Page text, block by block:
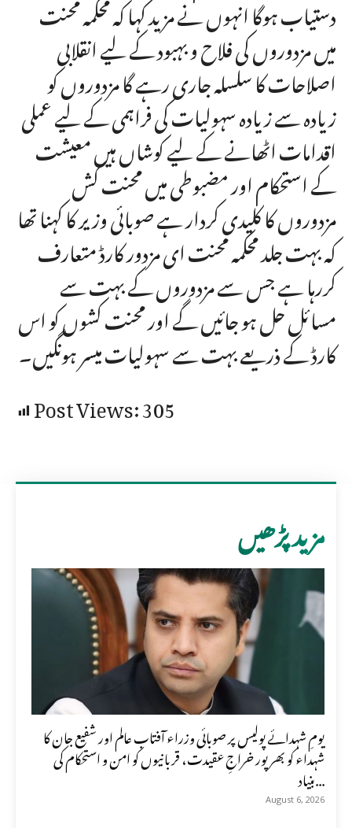
دستیاب ہوگا انہوں نے مزید کہا کہ محکمہ محنت
میں مزدوروں کی فلاح و بہبود کے لیے انقلابی
اصلاحات کا سلسلہ جاری رہے گا مزدوروں کو
زیادہ سے زیادہ سہولیات کی فراہمی کے لیے عملی
اقدامات اٹھانے کے لیے کوشاں ہیں معیشت
کے استحکام اور مضبوطی میں محنت کش
مزدوروں کا کلیدی کردار ہے صوبائی وزیر کا کہنا تھا
کہ بہت جلد محکمہ محنت ای مزدور کارڈ متعارف
کررہا ہے جس سے مزدوروں کے بہت سے
مسائل حل ہو جائیں گے اور محنت کشوں کو اس
کارڈ کے ذریعے بہت سے سہولیات میسر ہونگیں۔
Post Views:305
مزید پڑھیں
یومِ شہدائے پولیس پر صوبائی وزراء آفتاب عالم اور شفیع جان کا
شہداء کو بھرپور خراجِ عقیدت، قربانیوں کو امن و استحکام کی
بنیاد...
August 6, 2026